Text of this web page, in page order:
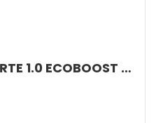
PUMA ST-LINE X 5 PORTE 1.0 ECOBOOST HYBRID 125CV MANUALE A 6 RAPPORTI